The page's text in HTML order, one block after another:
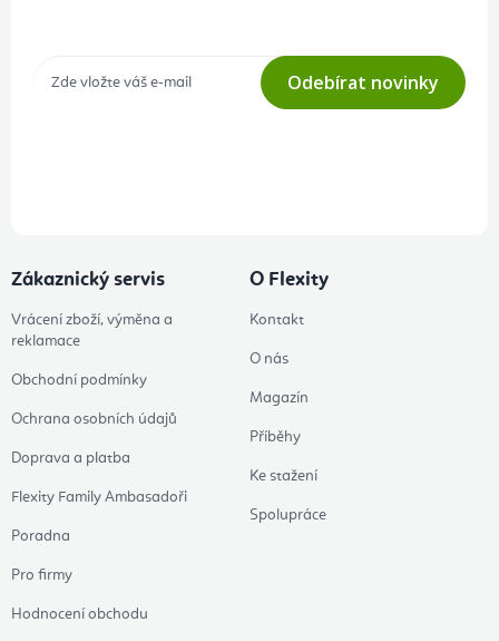
Odebírat novinky
Zákaznický servis
Vrácení zboží, výměna a
reklamace
Obchodní podmínky
Ochrana osobních údajů
Doprava a platba
Flexity Family Ambasadoři
Poradna
Pro firmy
Hodnocení obchodu
O Flexity
Kontakt
O nás
Magazín
Příběhy
Ke stažení
Spolupráce